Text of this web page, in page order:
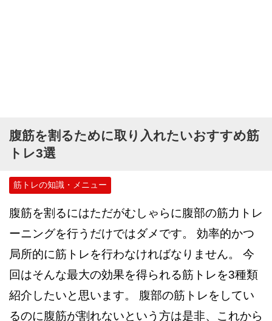
腹筋を割るために取り入れたいおすすめ筋
トレ3選
筋トレの知識・メニュー
腹筋を割るにはただがむしゃらに腹部の筋力トレ
ーニングを行うだけではダメです。 効率的かつ
局所的に筋トレを行わなければなりません。 今
回はそんな最大の効果を得られる筋トレを3種類
紹介したいと思います。 腹部の筋トレをしてい
るのに腹筋が割れないという方は是非、これから